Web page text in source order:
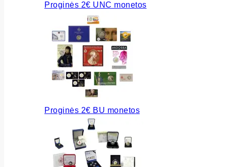
Proginės 2€ UNC monetos
Proginės 2€ BU monetos